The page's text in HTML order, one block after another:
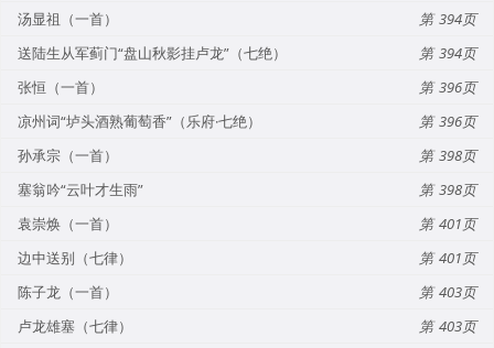
汤显祖（一首）
394
送陆生从军蓟门“盘山秋影挂卢龙”（七绝）
394
张恒（一首）
396
凉州词“垆头酒熟葡萄香”（乐府·七绝）
396
孙承宗（一首）
398
塞翁吟“云叶才生雨”
398
袁崇焕（一首）
401
边中送别（七律）
401
陈子龙（一首）
403
卢龙雄塞（七律）
403